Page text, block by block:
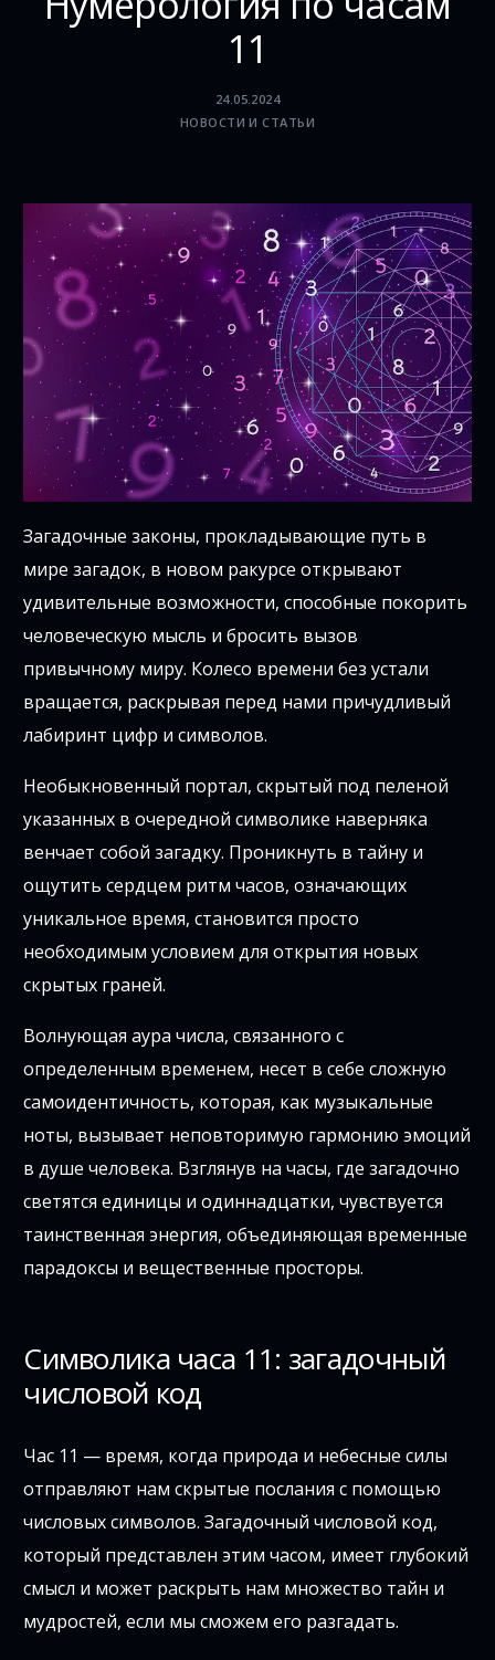
11
24.05.2024
НОВОСТИ И СТАТЬИ
Загадочные законы, прокладывающие путь в
мире загадок, в новом ракурсе открывают
удивительные возможности, способные покорить
человеческую мысль и бросить вызов
привычному миру. Колесо времени без устали
вращается, раскрывая перед нами причудливый
лабиринт цифр и символов.
Необыкновенный портал, скрытый под пеленой
указанных в очередной символике наверняка
венчает собой загадку. Проникнуть в тайну и
ощутить сердцем ритм часов, означающих
уникальное время, становится просто
необходимым условием для открытия новых
скрытых граней.
Волнующая аура числа, связанного с
определенным временем, несет в себе сложную
самоидентичность, которая, как музыкальные
ноты, вызывает неповторимую гармонию эмоций
в душе человека. Взглянув на часы, где загадочно
светятся единицы и одиннадцатки, чувствуется
таинственная энергия, объединяющая временные
парадоксы и вещественные просторы.
Символика часа 11: загадочный
числовой код
Час 11 — время, когда природа и небесные силы
отправляют нам скрытые послания с помощью
числовых символов. Загадочный числовой код,
который представлен этим часом, имеет глубокий
смысл и может раскрыть нам множество тайн и
мудростей, если мы сможем его разгадать.